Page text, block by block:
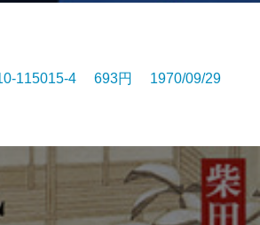
115015-4 693円 1970/09/29